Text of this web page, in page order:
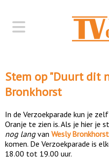
Stem op "Duurt dit
Bronkhorst
In de Verzoekparade kun je
Oranje te zien is. Als je hier je
nog langvan Wesly Bronkhorst
komen. De Verzoekparade is
18.00 tot 19.00 uur.